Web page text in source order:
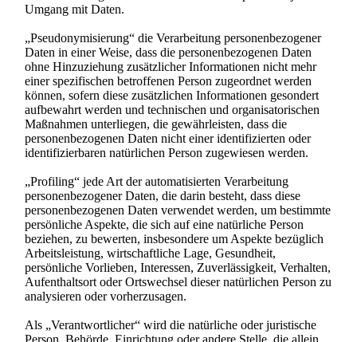
Umgang mit Daten.
„Pseudonymisierung“ die Verarbeitung personenbezogener
Daten in einer Weise, dass die personenbezogenen Daten
ohne Hinzuziehung zusätzlicher Informationen nicht mehr
einer spezifischen betroffenen Person zugeordnet werden
können, sofern diese zusätzlichen Informationen gesondert
aufbewahrt werden und technischen und organisatorischen
Maßnahmen unterliegen, die gewährleisten, dass die
personenbezogenen Daten nicht einer identifizierten oder
identifizierbaren natürlichen Person zugewiesen werden.
„Profiling“ jede Art der automatisierten Verarbeitung
personenbezogener Daten, die darin besteht, dass diese
personenbezogenen Daten verwendet werden, um bestimmte
persönliche Aspekte, die sich auf eine natürliche Person
beziehen, zu bewerten, insbesondere um Aspekte bezüglich
Arbeitsleistung, wirtschaftliche Lage, Gesundheit,
persönliche Vorlieben, Interessen, Zuverlässigkeit, Verhalten,
Aufenthaltsort oder Ortswechsel dieser natürlichen Person zu
analysieren oder vorherzusagen.
Als „Verantwortlicher“ wird die natürliche oder juristische
Person, Behörde, Einrichtung oder andere Stelle, die allein